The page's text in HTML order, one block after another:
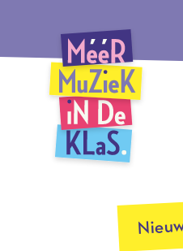
hoofdinhoud
Méér Muziek in de